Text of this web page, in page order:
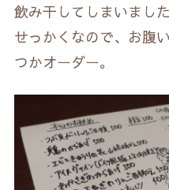
飲み干してしまいました
せっかくなので、お腹
つかオーダー。